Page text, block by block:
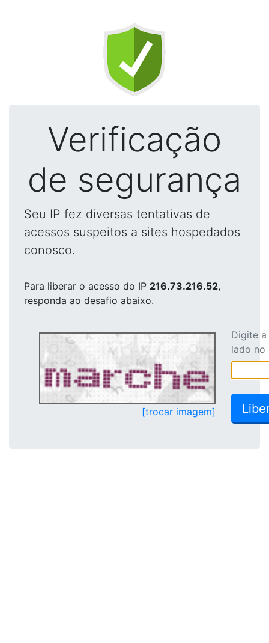
Verificação
de segurança
Seu IP fez diversas tentativas de
acessos suspeitos a sites hospedados
conosco.
Para liberar o acesso do IP 216.73.216.52,
responda ao desafio abaixo.
[trocar imagem]
Digite
lado no